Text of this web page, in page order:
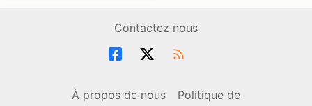
Contactez nous
À propos de nous
Politique de